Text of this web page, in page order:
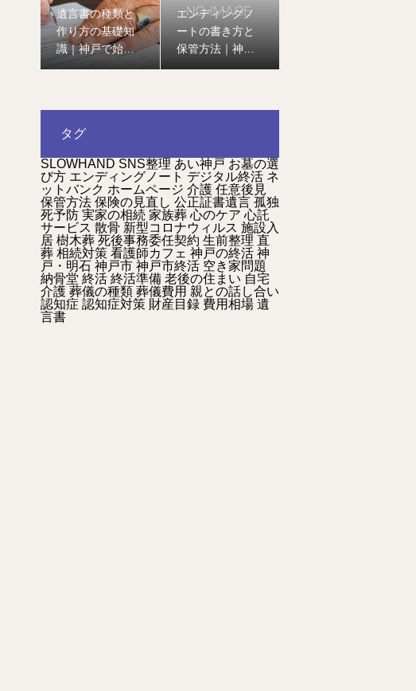
遺言書の種類と
作り方の基礎知
識｜神戸で始め
る終活の第一歩
エンディングノ
ートの書き方と
保管方法｜神戸
タグ
SLOWHAND SNS整理 あい神戸 お墓の選
び方 エンディングノート デジタル終活 ネ
ットバンク ホームページ 介護 任意後見
保管方法 保険の見直し 公正証書遺言 孤独
死予防 実家の相続 家族葬 心のケア 心託
サービス 散骨 新型コロナウィルス 施設入
居 樹木葬 死後事務委任契約 生前整理 直
葬 相続対策 看護師カフェ 神戸の終活 神
戸・明石 神戸市 神戸市終活 空き家問題
納骨堂 終活 終活準備 老後の住まい 自宅
介護 葬儀の種類 葬儀費用 親との話し合い
認知症 認知症対策 財産目録 費用相場 遺
言書